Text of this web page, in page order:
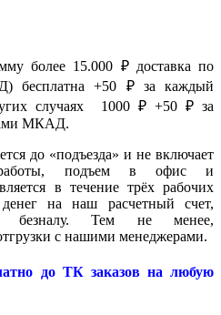
более 15.000 ₽ доставка по
бесплатна +50 ₽ за каждый
случаях 1000 ₽ +50 ₽ за
МКАД.
до «подъезда» и не включает
подъем в офис и
в течение трёх рабочих
на наш расчетный счет,
Тем не менее,
с нашими менеджерами.
до ТК заказов на любую